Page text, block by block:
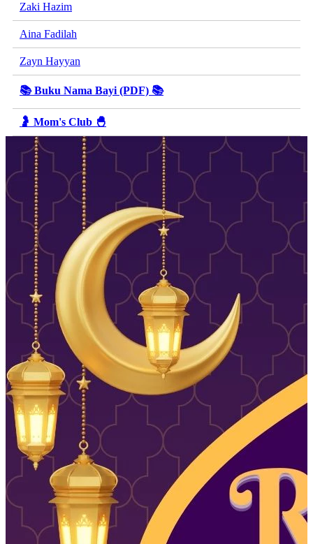
Zaki Hazim
Aina Fadilah
Zayn Hayyan
📚 Buku Nama Bayi (PDF) 📚
🤰 Mom's Club 🐣